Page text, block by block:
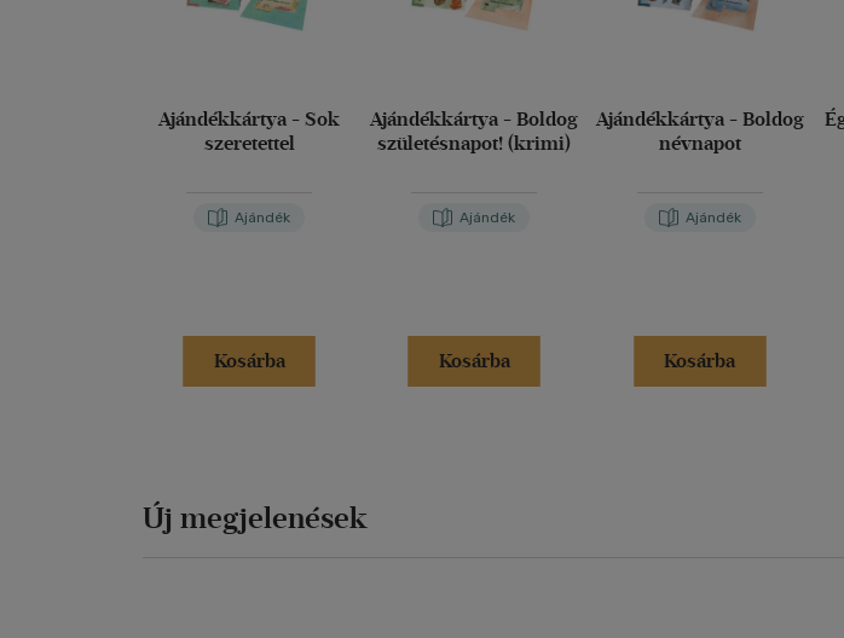
Ajándékkártya - Sok
szeretettel
Ajándék
Kosárba
Ajándékkártya - Boldog
születésnapot! (krimi)
Ajándék
Kosárba
Ajándékkártya - Boldog
névnapot
Ajándék
Kosárba
Új megjelenések